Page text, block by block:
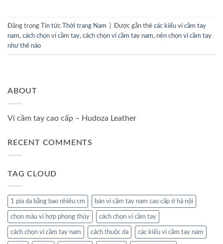
Đăng trong Tin tức Thời trang Nam Được gắn thẻ các kiểu ví cầm tay
nam, cách chọn ví cầm tay, cách chọn ví cầm tay nam, nên chọn ví cầm tay
như thê nào
ABOUT
Ví cầm tay cao cấp – Hudoza Leather
RECENT COMMENTS
TAG CLOUD
1 pia da bằng bao nhiêu cm bán ví cầm tay nam cao cấp ở hà nội
chọn màu ví hợp phong thủy cách chọn ví cầm tay
cách chọn ví cầm tay nam cách thuộc da các kiểu ví cầm tay nam